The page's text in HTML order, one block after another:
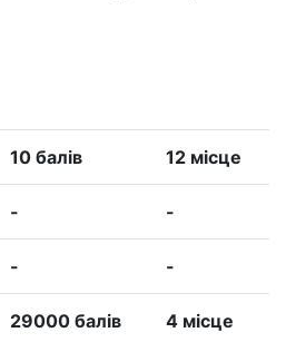
10 балів 12 місце
- -
- -
29000 балів 4 місце